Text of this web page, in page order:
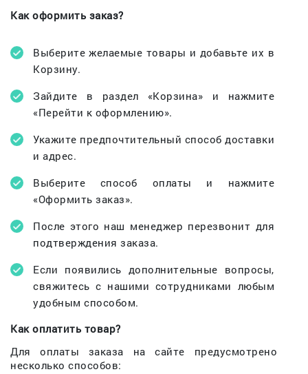
Как оформить заказ?
Выберите желаемые товары и добавьте их в
Корзину.
Зайдите в раздел «Корзина» и нажмите
«Перейти к оформлению».
Укажите предпочтительный способ доставки
и адрес.
Выберите способ оплаты и нажмите
«Оформить заказ».
После этого наш менеджер перезвонит для
подтверждения заказа.
Если появились дополнительные вопросы,
свяжитесь с нашими сотрудниками любым
удобным способом.
Как оплатить товар?
Для оплаты заказа на сайте предусмотрено
несколько способов: